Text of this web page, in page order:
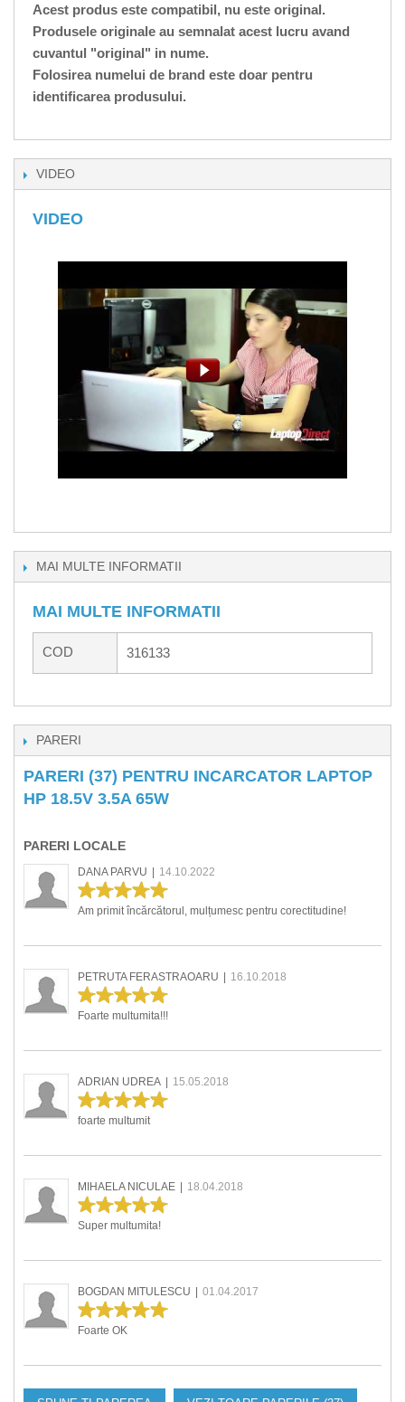
Acest produs este compatibil, nu este original.
Produsele originale au semnalat acest lucru avand
cuvantul "original" in nume.
Folosirea numelui de brand este doar pentru
identificarea produsului.
VIDEO
VIDEO
MAI MULTE INFORMATII
MAI MULTE INFORMATII
COD 316133
PARERI
PARERI (37) PENTRU INCARCATOR LAPTOP
HP 18.5V 3.5A 65W
PARERI LOCALE
DANA PARVU 14.10.2022
Am primit încărcătorul, mulțumesc pentru corectitudine!
PETRUTA FERASTRAOARU 16.10.2018
Foarte multumita!!!
ADRIAN UDREA 15.05.2018
foarte multumit
MIHAELA NICULAE 18.04.2018
Super multumita!
BOGDAN MITULESCU 01.04.2017
Foarte OK